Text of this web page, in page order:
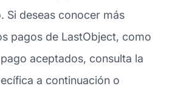
Si deseas conocer más
pagos de LastObject, como
aceptados, consulta la
a continuación o